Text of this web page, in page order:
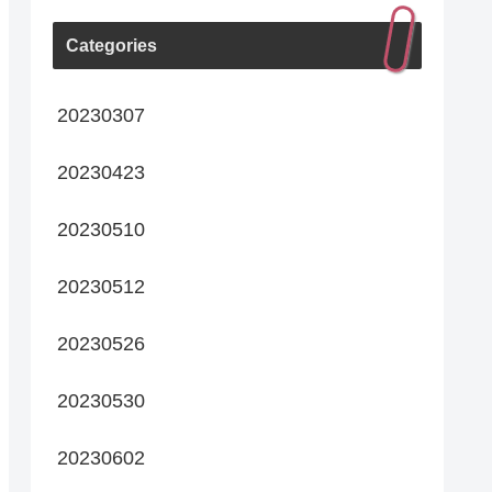
Categories
20230307
20230423
20230510
20230512
20230526
20230530
20230602